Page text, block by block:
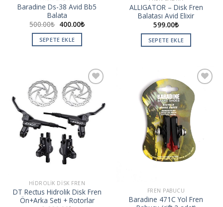
Baradine Ds-38 Avid Bb5
Balata
500.00₺ 400.00₺
SEPETE EKLE
ALLIGATOR – Disk Fren
Balatası Avid Elixir
599.00₺
SEPETE EKLE
Add to
wishlist
HIDROLIK DISK FREN
DT Rectus Hidrolik Disk Fren
Ön+Arka Seti + Rotorlar
Add to
FREN PABUCU
Baradine 471C Yol Fren